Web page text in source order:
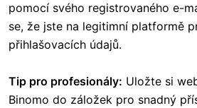
pomocí svého registrovaného e-
se, že jste na legitimní platformě
přihlašovacích údajů.
Tip pro profesionály: Uložte si
Binomo do záložek pro snadný